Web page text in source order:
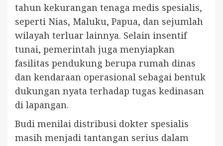
tahun kekurangan tenaga medis spesialis,
seperti Nias, Maluku, Papua, dan sejumlah
wilayah terluar lainnya. Selain insentif
tunai, pemerintah juga menyiapkan
fasilitas pendukung berupa rumah dinas
dan kendaraan operasional sebagai bentuk
dukungan nyata terhadap tugas kedinasan
di lapangan.
Budi menilai distribusi dokter spesialis
masih menjadi tantangan serius dalam